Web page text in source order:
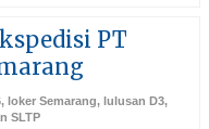
PT
, loker Semarang, lulusan D3,
SLTP